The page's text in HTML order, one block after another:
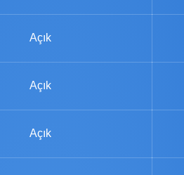
Açık
Açık
Açık